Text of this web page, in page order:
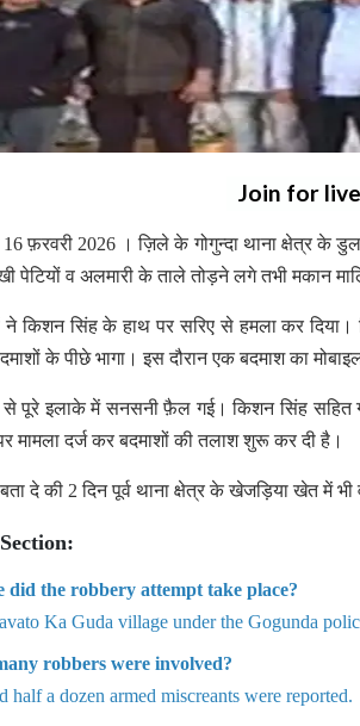
Join for
फ़रवरी 2026 । ज़िले के गोगुन्दा थाना क्षेत्र के
पेटियों व अलमारी के ताले तोड़ने लगे तभी मकान
ने किशन सिंह के हाथ पर सरिए से हमला कर
के पीछे भागा। इस दौरान एक बदमाश का
से पूरे इलाके में सनसनी फ़ैल गई। किशन सिंह सहित
मामला दर्ज कर बदमाशों की तलाश शुरू कर दी है।
दे की 2 दिन पूर्व थाना क्षेत्र के खेजड़िया खेत में
did the robbery attempt take place?
Ka Guda village under the Gogunda
robbers were involved?
half a dozen armed miscreants were reported.